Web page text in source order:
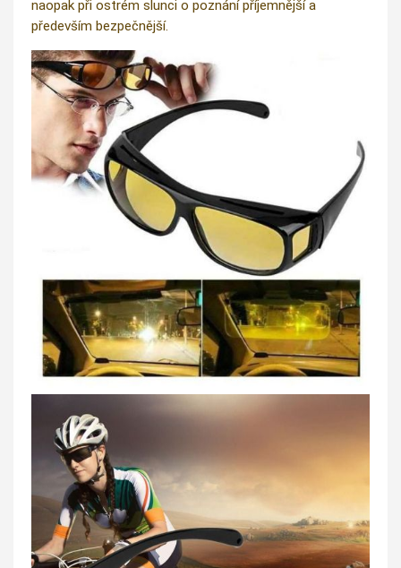
naopak při ostrém slunci o poznání příjemnější a
především bezpečnější.